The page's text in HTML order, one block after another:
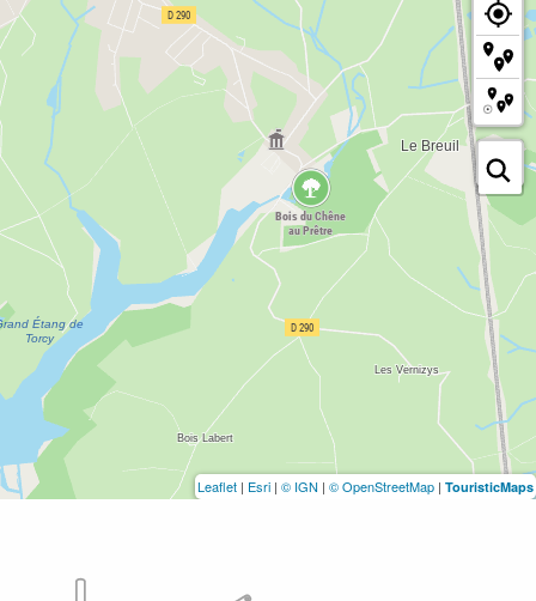
Leaflet | Esri | © IGN | © OpenStreetMap | TouristicMaps